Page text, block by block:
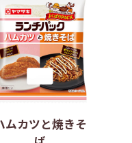
ムカツと焼きそ